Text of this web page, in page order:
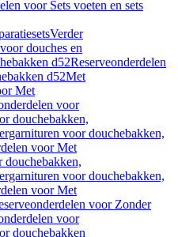
voor Sets voeten en sets
Verder
douches en
d52Reserveonderdelen
d52Met
Met
voor
douchebakken,
voor douchebakken,
voor Met
voor douchebakken,
voor Met
voor Zonder
voor
douchebakken